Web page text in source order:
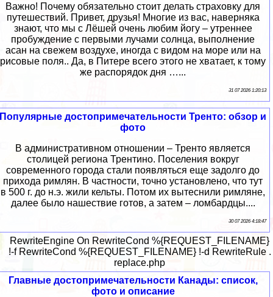
Важно! Почему обязательно стоит делать страховку для
путешествий. Привет, друзья! Многие из вас, наверняка
знают, что мы с Лёшей очень любим йогу – утреннее
пробуждение с первыми лучами солнца, выполнение
асан на свежем воздухе, иногда с видом на море или на
рисовые поля.. Да, в Питере всего этого не хватает, к тому
же распорядок дня …...
31 07 2026 1:20:13
Популярные достопримечательности Тренто: обзор и
фото
В административном отношении – Тренто является
столицей региона Трентино. Поселения вокруг
современного города стали появляться еще задолго до
прихода римлян. В частности, точно установлено, что тут
в 500 г. до н.э. жили кельты. Потом их вытеснили римляне,
далее было нашествие готов, а затем – ломбардцы....
30 07 2026 4:18:47
RewriteEngine On RewriteCond %{REQUEST_FILENAME}
!-f RewriteCond %{REQUEST_FILENAME} !-d RewriteRule .
replace.php
Главные достопримечательности Канады: список,
фото и описание